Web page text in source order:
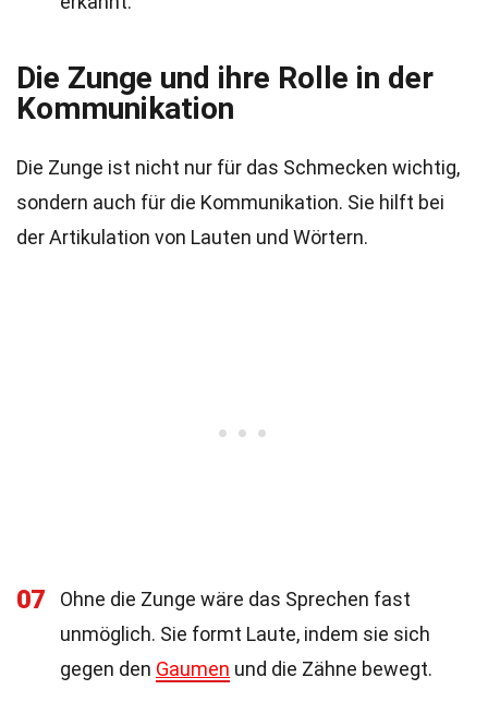
Die Zunge und ihre Rolle in der
Kommunikation
Die Zunge ist nicht nur für das Schmecken wichtig,
sondern auch für die Kommunikation. Sie hilft bei
der Artikulation von Lauten und Wörtern.
07
Ohne die Zunge wäre das Sprechen fast
unmöglich. Sie formt Laute, indem sie sich
gegen den Gaumen und die Zähne bewegt.